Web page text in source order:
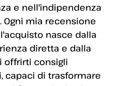
e nell'indipendenza
Ogni mia recensione
nasce dalla
diretta e dalla
offrirti consigli
capaci di trasformare